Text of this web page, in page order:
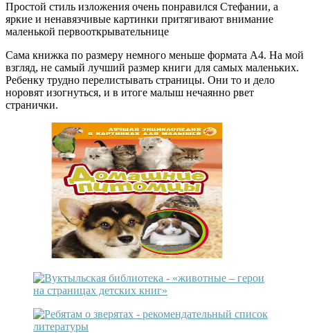
Простой стиль изложения очень понравился Стефании, а
яркие и ненавязчивые картинки притягивают внимание
маленькой первооткрывательнице
Сама книжка по размеру немного меньше формата А4. На мой
взгляд, не самый лучший размер книги для самых маленьких.
Ребенку трудно перелистывать страницы. Они то и дело
норовят изогнуться, и в итоге малыш нечаянно рвет
странички.